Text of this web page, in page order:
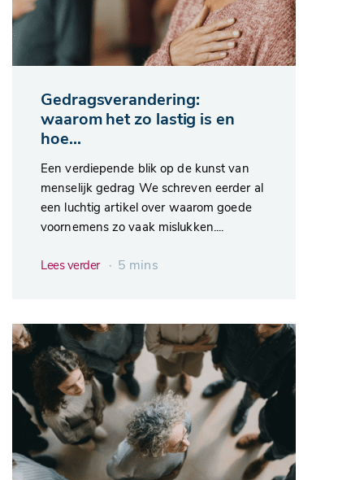
Gedragsverandering:
waarom het zo lastig is en
hoe...
Een verdiepende blik op de kunst van
menselijk gedrag We schreven eerder al
een luchtig artikel over waarom goede
voornemens zo vaak mislukken....
Lees verder ∙ 5 mins